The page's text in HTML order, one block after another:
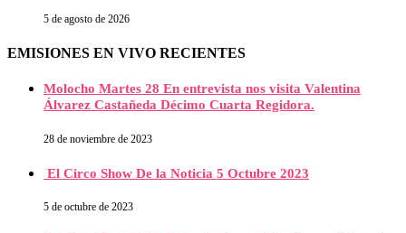
5 de agosto de 2026
EMISIONES EN VIVO RECIENTES
Molocho Martes 28 En entrevista nos visita Valentina
Álvarez Castañeda Décimo Cuarta Regidora.
28 de noviembre de 2023
El Circo Show De la Noticia 5 Octubre 2023
5 de octubre de 2023